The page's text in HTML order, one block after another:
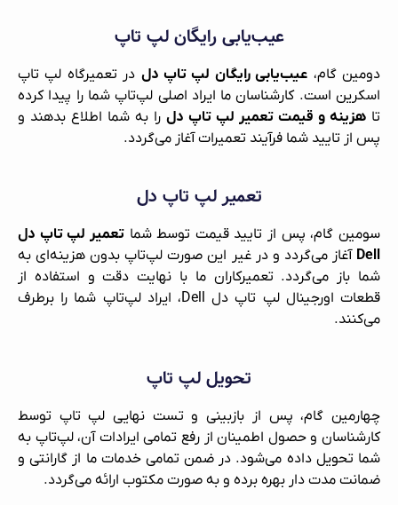
عیب‌یابی رایگان لپ‌ تاپ
دومین گام، عیب‌یابی رایگان لپ‌ تاپ دل در تعمیرگاه لپ‌ تاپ
اسکرین است. کارشناسان ما ایراد اصلی لپ‌تاپ شما را پیدا کرده
تا هزینه و قیمت تعمیر لپ‌ تاپ دل را به شما اطلاع بدهند و
پس از تایید شما فرآیند تعمیرات آغاز می‌گردد.
تعمیر لپ‌ تاپ دل
سومین گام، پس از تایید قیمت توسط شماتعمیر لپ‌ تاپ دل
Dell آغاز می‌گردد و در غیر این صورت لپ‌تاپ بدون هزینه‌ای به
شما باز می‌گردد. تعمیرکاران ما با نهایت دقت و استفاده از
قطعات اورجینال لپ‌ تاپ دل Dell، ایراد لپ‌تاپ شما را برطرف
می‌کنند.
تحویل لپ‌ تاپ
چهارمین گام، پس از بازبینی و تست نهایی لپ‌ تاپ توسط
کارشناسان و حصول اطمینان از رفع تمامی ایرادات آن، لپ‌تاپ به
شما تحویل داده می‌شود. در ضمن تمامی خدمات ما از گارانتی و
ضمانت مدت دار بهره برده و به صورت مکتوب ارائه می‌گردد.